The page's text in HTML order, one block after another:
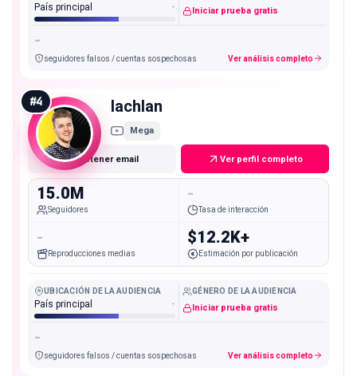
País principal - Iniciar prueba gratis
-
seguidores falsos / cuentas sospechosas Ver análisis completo
#4 lachlan
Mega
Obtener email Ver perfil completo
15.0M
Seguidores
-
Tasa de interacción
-
Reproducciones medias
$12.2K+
Estimación por publicación
UBICACIÓN DE LA AUDIENCIA
País principal -
GÉNERO DE LA AUDIENCIA
Iniciar prueba gratis
-
seguidores falsos / cuentas sospechosas Ver análisis completo